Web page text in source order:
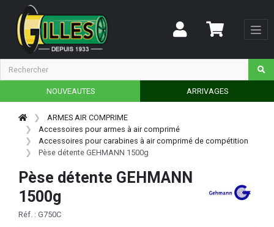
NOUVEAUTES ARRIVAGES
ARMES AIR COMPRIME
Accessoires pour armes à air comprimé
Accessoires pour carabines à air comprimé de compétition
Pèse détente GEHMANN 1500g
Pèse détente GEHMANN
1500g
Réf. : G750C